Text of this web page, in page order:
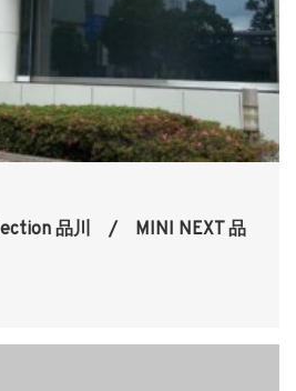
品川 / MINI NEXT 品